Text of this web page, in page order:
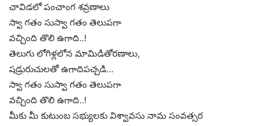
చావిడలో పంచాంగ శవ్రణాలు
స్వా గతం సుస్వా గతం తెలుపగా
వచ్చింది తొలి ఉగాది..!
తెలుగు లోగిళ్లలోన మామిడితోరణాలు,
షడ్రురుచులతో ఉగాదిపచ్చడి…
స్వా గతం సుస్వా గతం తెలుపగా
వచ్చింది తొలి ఉగాది..!
మీకు మీ కుటుంబ సభ్యులకు విశ్వావసు నామ సంవత్సర